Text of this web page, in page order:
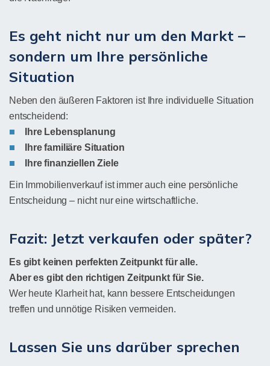
Es geht nicht nur um den Markt –
sondern um Ihre persönliche
Situation
Neben den äußeren Faktoren ist Ihre individuelle Situation
entscheidend:
Ihre Lebensplanung
Ihre familiäre Situation
Ihre finanziellen Ziele
Ein Immobilienverkauf ist immer auch eine persönliche
Entscheidung – nicht nur eine wirtschaftliche.
Fazit: Jetzt verkaufen oder später?
Es gibt keinen perfekten Zeitpunkt für alle.
Aber es gibt den richtigen Zeitpunkt für Sie.
Wer heute Klarheit hat, kann bessere Entscheidungen
treffen und unnötige Risiken vermeiden.
Lassen Sie uns darüber sprechen